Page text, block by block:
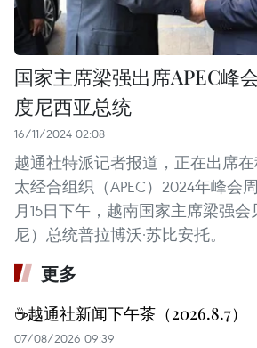
国家主席梁强出席APEC峰
度尼西亚总统
16/11/2024 02:08
越通社特派记者报道，正在出席
太经合组织（APEC）2024年峰会
月15日下午，越南国家主席梁强
尼）总统普拉博沃·苏比安托。
更多
☕️越通社新闻下午茶（2026.8.7）
07/08/2026 09:39